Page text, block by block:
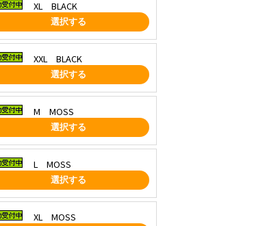
XL BLACK
選択する
XXL BLACK
選択する
M MOSS
選択する
L MOSS
選択する
XL MOSS